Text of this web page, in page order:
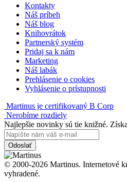
Kontakty
Náš príbeh
Náš blog
Knihovrátok
Partnerský systém
Pridaj sa k nám
Marketing
Náš labák
Prehlásenie o cookies
Vyhlásenie o prístupnosti
Martinus je certifikovaný B Corp
Nerobíme rozdiely
Najlepšie novinky sú tie knižné.
Odoslať
© 2000-2026 Martinus. Internetové
vyhradené.